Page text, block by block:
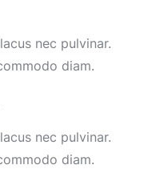
nec pulvinar.
diam.
nec pulvinar.
diam.